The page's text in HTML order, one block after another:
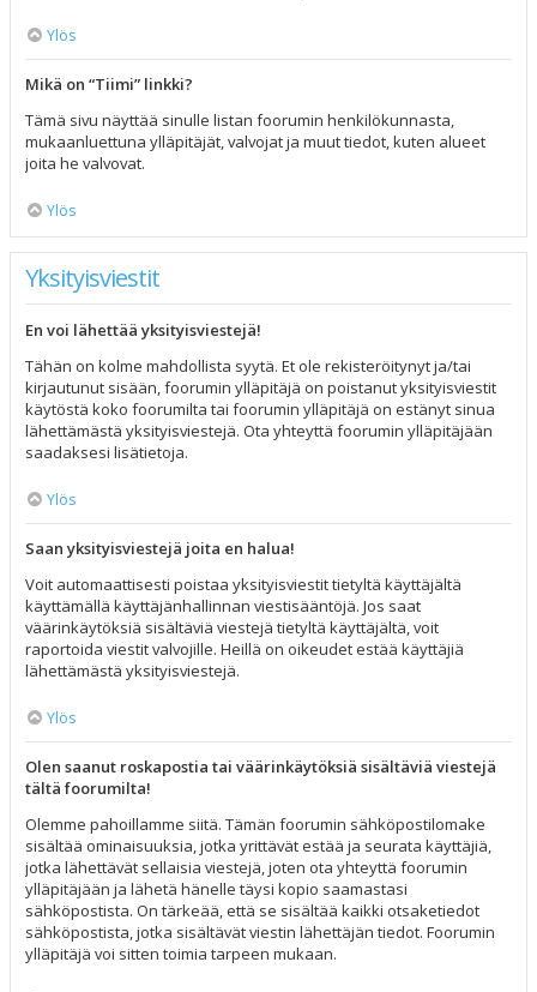
Ylös
Mikä on “Tiimi” linkki?
Tämä sivu näyttää sinulle listan foorumin henkilökunnasta,
mukaanluettuna ylläpitäjät, valvojat ja muut tiedot, kuten alueet
joita he valvovat.
Ylös
Yksityisviestit
En voi lähettää yksityisviestejä!
Tähän on kolme mahdollista syytä. Et ole rekisteröitynyt ja/tai
kirjautunut sisään, foorumin ylläpitäjä on poistanut yksityisviestit
käytöstä koko foorumilta tai foorumin ylläpitäjä on estänyt sinua
lähettämästä yksityisviestejä. Ota yhteyttä foorumin ylläpitäjään
saadaksesi lisätietoja.
Ylös
Saan yksityisviestejä joita en halua!
Voit automaattisesti poistaa yksityisviestit tietyltä käyttäjältä
käyttämällä käyttäjänhallinnan viestisääntöjä. Jos saat
väärinkäytöksiä sisältäviä viestejä tietyltä käyttäjältä, voit
raportoida viestit valvojille. Heillä on oikeudet estää käyttäjiä
lähettämästä yksityisviestejä.
Ylös
Olen saanut roskapostia tai väärinkäytöksiä sisältäviä viestejä
tältä foorumilta!
Olemme pahoillamme siitä. Tämän foorumin sähköpostilomake
sisältää ominaisuuksia, jotka yrittävät estää ja seurata käyttäjiä,
jotka lähettävät sellaisia viestejä, joten ota yhteyttä foorumin
ylläpitäjään ja lähetä hänelle täysi kopio saamastasi
sähköpostista. On tärkeää, että se sisältää kaikki otsaketiedot
sähköpostista, jotka sisältävät viestin lähettäjän tiedot. Foorumin
ylläpitäjä voi sitten toimia tarpeen mukaan.